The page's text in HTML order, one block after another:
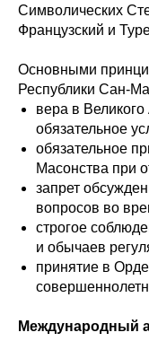
Символических
Французский и
Основными
Республики Сан-
вера в
обязательное
обязательное
Масонства при
запрет
вопросов во
строгое
и обычаев
принятие в
Международный